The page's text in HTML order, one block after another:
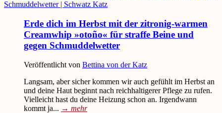
Erde dich im Herbst mit der zitronig-warmen
Creamwhip »otoño« für straffe Beine und
gegen Schmuddelwetter
Veröffentlicht von Bettina von der Katz
Langsam, aber sicher kommen wir auch gefühlt im Herbst an
und deine Haut beginnt nach reichhaltigerer Pflege zu rufen.
Vielleicht hast du deine Heizung schon an. Irgendwann
kommt ja... → mehr